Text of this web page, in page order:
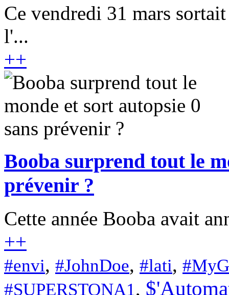
Ce vendredi 31 mars
l'...
++
Booba surprend tout le
prévenir ?
Cette année Booba avait
++
#envi, #JohnDoe, #lati,
#SUPERSTONA1,